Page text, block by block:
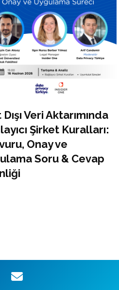
Veri Aktarımında
Şirket Kuralları:
Onay ve
Soru & Cevap